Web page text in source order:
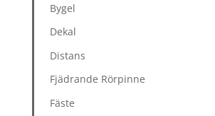
Bygel
Dekal
Distans
Fjädrande Rörpinne
Fäste